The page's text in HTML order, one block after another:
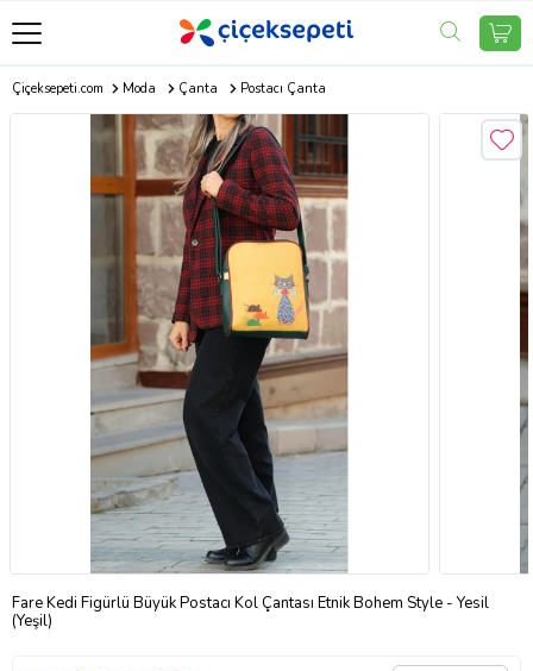
Çiçeksepeti.com Moda Çanta Postacı Çanta
Fare Kedi Figürlü Büyük Postacı Kol Çantası Etnik Bohem Style - Yesil
(Yeşil)